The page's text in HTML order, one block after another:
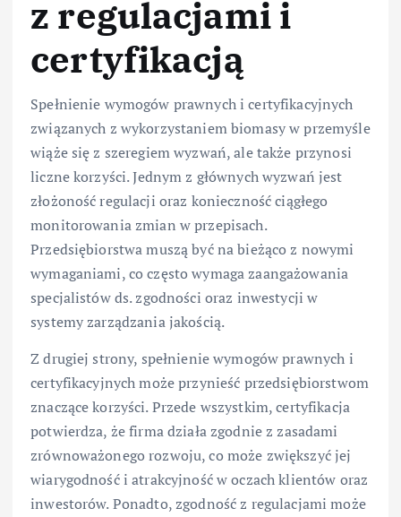
z regulacjami i
certyfikacją
Spełnienie wymogów prawnych i certyfikacyjnych
związanych z wykorzystaniem biomasy w przemyśle
wiąże się z szeregiem wyzwań, ale także przynosi
liczne korzyści. Jednym z głównych wyzwań jest
złożoność regulacji oraz konieczność ciągłego
monitorowania zmian w przepisach.
Przedsiębiorstwa muszą być na bieżąco z nowymi
wymaganiami, co często wymaga zaangażowania
specjalistów ds. zgodności oraz inwestycji w
systemy zarządzania jakością.
Z drugiej strony, spełnienie wymogów prawnych i
certyfikacyjnych może przynieść przedsiębiorstwom
znaczące korzyści. Przede wszystkim, certyfikacja
potwierdza, że firma działa zgodnie z zasadami
zrównoważonego rozwoju, co może zwiększyć jej
wiarygodność i atrakcyjność w oczach klientów oraz
inwestorów. Ponadto, zgodność z regulacjami może